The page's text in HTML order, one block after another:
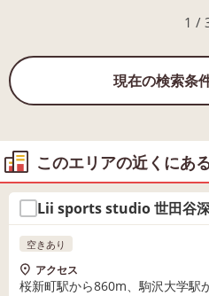
1 /
現在の検索条
このエリアの近くにあ
Lii sports studio 世田谷
空きあり
アクセス
桜新町駅から860m、駒沢大学駅